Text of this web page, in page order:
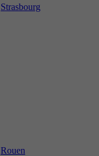
Strasbourg
Rouen